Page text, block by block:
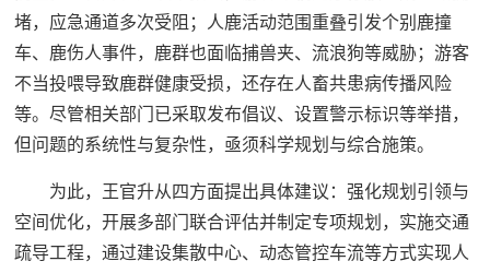
堵，应急通道多次受阻；人鹿活动范围重叠引发个别鹿撞
车、鹿伤人事件，鹿群也面临捕兽夹、流浪狗等威胁；游客
不当投喂导致鹿群健康受损，还存在人畜共患病传播风险
等。尽管相关部门已采取发布倡议、设置警示标识等举措，
但问题的系统性与复杂性，亟须科学规划与综合施策。
为此，王官升从四方面提出具体建议：强化规划引领与
空间优化，开展多部门联合评估并制定专项规划，实施交通
疏导工程，通过建设集散中心、动态管控车流等方式实现人